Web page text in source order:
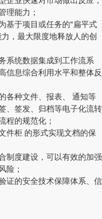
理能力；
基于项目或任务的"扁平式
，最大限度地释放人的创
系统数据集成到工作流系
信息综合利用水平和整体反
各种文件、报表、 通知等
、签发、归档等电子化流转
程的规范化；
件柜 的形式实现文档的保
制度建设，可以有效的加强
险；
证的安全技术保障体系、信